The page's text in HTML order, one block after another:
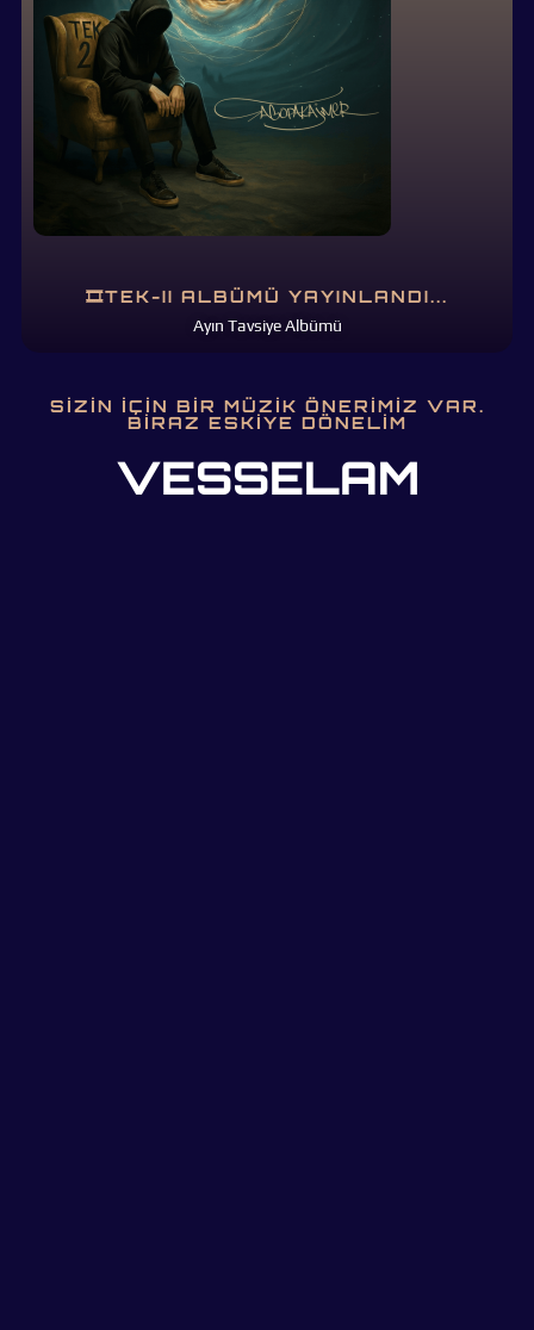
🎞TEK-II ALBÜMÜ YAYINLANDI...
Ayın Tavsiye Albümü
SIZIN IÇIN BIR MÜZIK ÖNERIMIZ VAR.
BIRAZ ESKIYE DÖNELIM
VESSELAM